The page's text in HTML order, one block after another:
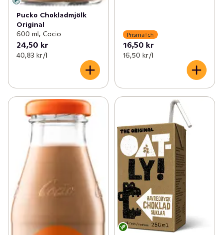
Pucko Chokladmjölk
Original
600 ml, Cocio
24,50 kr
40,83 kr /l
Prismatch
16,50 kr
16,50 kr /l